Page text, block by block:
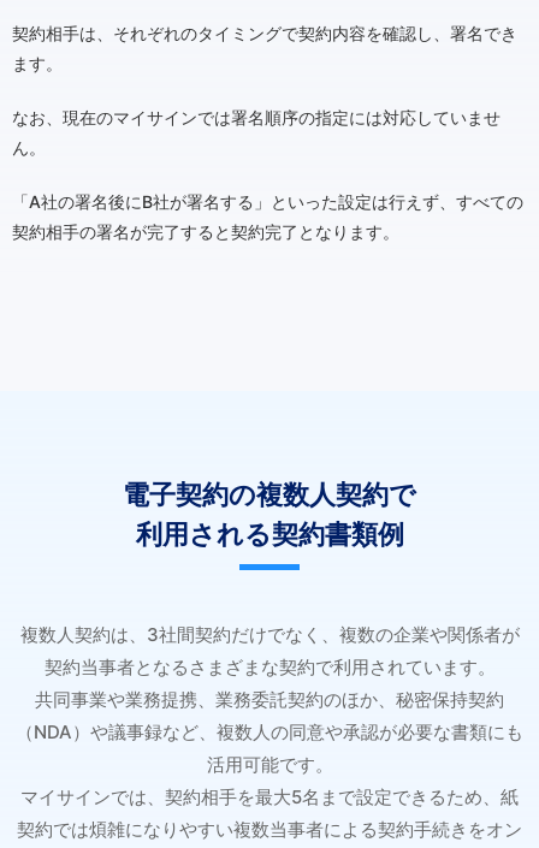
契約相手は、それぞれのタイミングで契約内容を確認し、署名でき
ます。
なお、現在のマイサインでは署名順序の指定には対応していませ
ん。
「A社の署名後にB社が署名する」といった設定は行えず、すべての
契約相手の署名が完了すると契約完了となります。
電子契約の複数人契約で
利用される契約書類例
複数人契約は、3社間契約だけでなく、複数の企業や関係者が
契約当事者となるさまざまな契約で利用されています。
共同事業や業務提携、業務委託契約のほか、秘密保持契約
（NDA）や議事録など、複数人の同意や承認が必要な書類にも
活用可能です。
マイサインでは、契約相手を最大5名まで設定できるため、紙
契約では煩雑になりやすい複数当事者による契約手続きをオン